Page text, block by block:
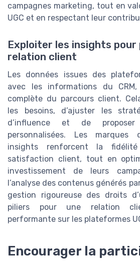
campagnes marketing, tout en
UGC et en respectant leur
Exploiter les insights pour
relation client
Les données issues des
avec les informations du
complète du parcours client.
les besoins, d’ajuster les
d’influence et de proposer
personnalisées. Les
insights renforcent la
satisfaction client, tout en
investissement de leurs
l’analyse des contenus générés
gestion rigoureuse des droits
piliers pour une relation
performante sur les plateformes
Encourager la